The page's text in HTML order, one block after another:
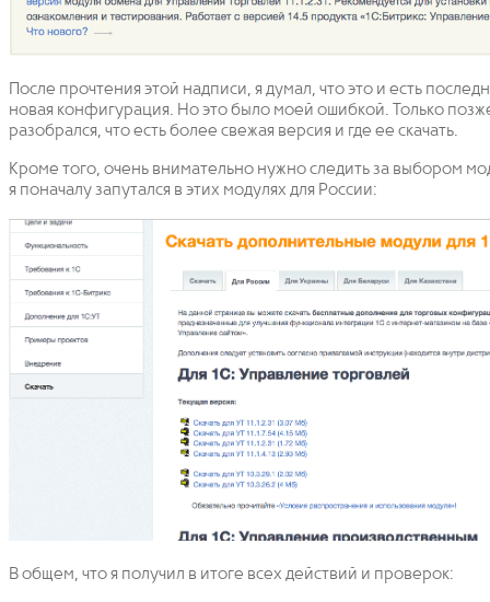
После прочтения этой надписи, я думал, что это и есть
новая конфигурация. Но это было моей ошибкой. Только
разобрался, что есть более свежая версия и где ее скачать.
Кроме того, очень внимательно нужно следить за выбором
я поначалу запутался в этих модулях для России:
В общем, что я получил в итоге всех действий и проверок: